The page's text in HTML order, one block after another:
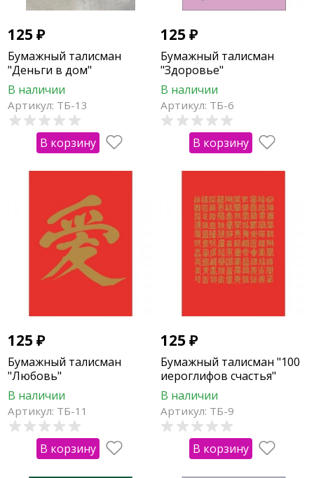
125₽
Бумажный талисман
"Деньги в дом"
В наличии
Артикул: ТБ-13
В корзину
125₽
Бумажный талисман
"Здоровье"
В наличии
Артикул: ТБ-6
В корзину
125₽
Бумажный талисман
"Любовь"
В наличии
Артикул: ТБ-11
В корзину
125₽
Бумажный талисман "100
иероглифов счастья"
В наличии
Артикул: ТБ-9
В корзину